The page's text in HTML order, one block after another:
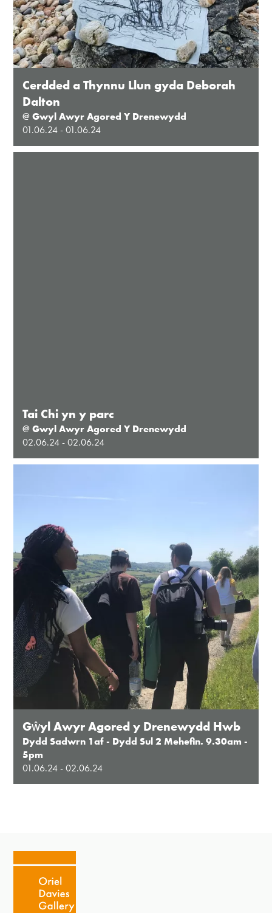
Cerdded a Thynnu Llun gyda Deborah
Dalton
@ Gwyl Awyr Agored Y Drenewydd
01.06.24 - 01.06.24
Tai Chi yn y parc
@ Gwyl Awyr Agored Y Drenewydd
02.06.24 - 02.06.24
Gŵyl Awyr Agored y Drenewydd Hwb
Dydd Sadwrn 1af - Dydd Sul 2 Mehefin. 9.30am -
5pm
01.06.24 - 02.06.24